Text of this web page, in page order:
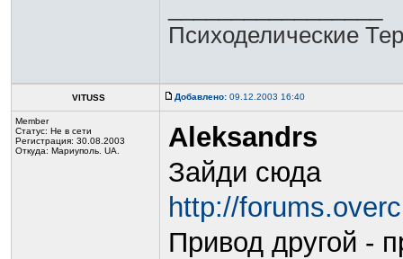
Психоделические
VITUSS Добавлено: 09.12.2003 16:40
Member
Статус: Не в сети
Регистрация: 30.08.2003
Откуда: Мариуполь. UA.
Aleksandrs
Зайди сюда
http://
Привод другой -